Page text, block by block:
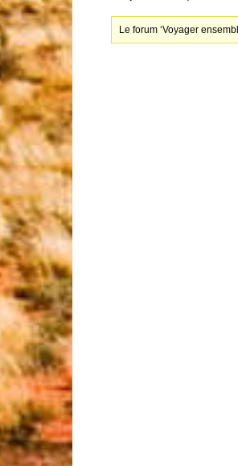
Le forum ‘Voyager